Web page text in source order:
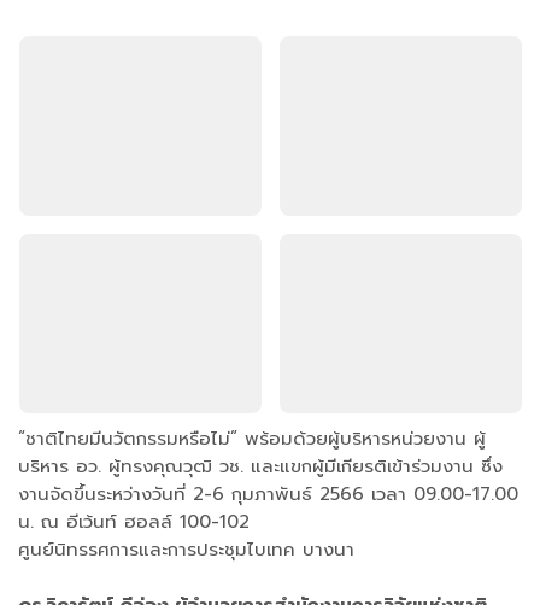
“ชาติไทยมีนวัตกรรมหรือไม่” พร้อมด้วยผู้บริหารหน่วยงาน ผู้
บริหาร อว. ผู้ทรงคุณวุฒิ วช. และแขกผู้มีเกียรติเข้าร่วมงาน ซึ่ง
งานจัดขึ้นระหว่างวันที่ 2-6 กุมภาพันธ์ 2566 เวลา 09.00-17.00
น. ณ อีเว้นท์ ฮอลล์ 100-102
ศูนย์นิทรรศการและการประชุมไบเทค บางนา